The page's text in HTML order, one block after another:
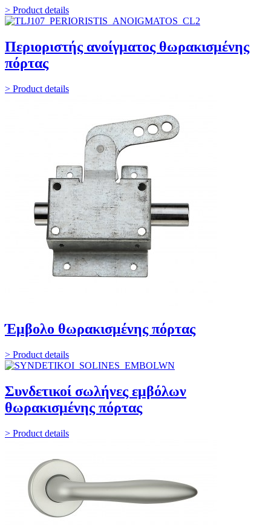
> Product details
Περιοριστής ανοίγματος θωρακισμένης
πόρτας
> Product details
Έμβολο θωρακισμένης πόρτας
> Product details
Συνδετικοί σωλήνες εμβόλων
θωρακισμένης πόρτας
> Product details